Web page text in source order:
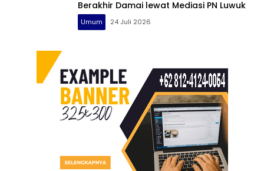
Berakhir Damai lewat Mediasi PN Luwuk
Umum 24 Juli 2026